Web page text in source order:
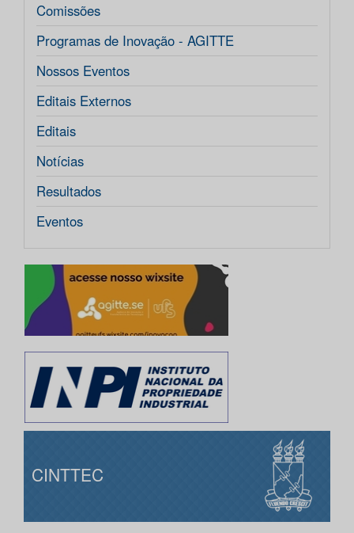
Comissões
Programas de Inovação - AGITTE
Nossos Eventos
Editais Externos
Editais
Notícias
Resultados
Eventos
CINTTEC